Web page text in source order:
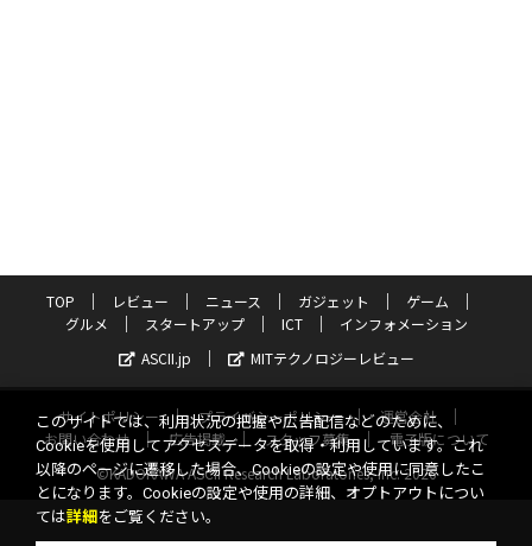
TOP レビュー ニュース ガジェット
ゲーム
グルメ
スタートアップ ICT
インフォメーション
ASCII.jp
MITテクノロジーレビュー
サイトポリシー プライバシーポリシー
運営会社
お問い合わせ
広告掲載 スタッフ募集
電子版について
©KADOKAWA ASCII Research Laboratories, Inc. 2026
このサイトでは、利用状況の把握や広告配信などのために、
Cookieを使用してアクセスデータを取得・利用しています。これ
以降のページに遷移した場合、Cookieの設定や使用に同意したこ
とになります。Cookieの設定や使用の詳細、オプトアウトについ
ては詳細 をご覧ください。